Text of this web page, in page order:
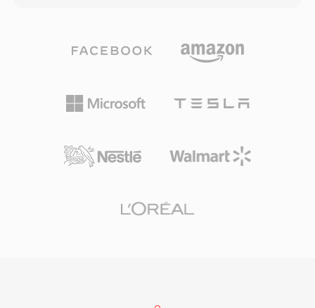
cậy trên nhiều loại thiết bị di động. Mặc dù các
định dạng mới hơn như MP4 đã thay thế 3G2
khi làm việc với nội dung di động cũ và trong
mối quan tâm hàng đầu.
lý là một trong những thế mạnh nổi bật của
không đòi hỏi CPU cao, giữ nhẹ nhàng ngay cả
trên phần cứng cũ. Cấu trúc tệp hỗ trợ thẻ siêu
hát và ảnh bìa album đi kèm âm thanh. Một số
định dạng không tổn hao cạnh tranh. Phiên bản